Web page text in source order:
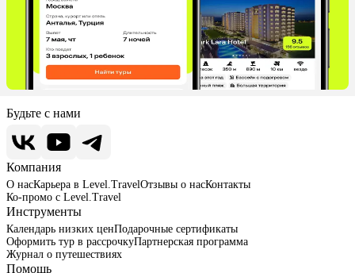
Будьте с нами
Компания
О насКарьера в Level.TravelОтзывы о насКонтакты
Ко-промо с Level.Travel
Инструменты
Календарь низких ценПодарочные сертификаты
Оформить тур в рассрочкуПартнерская программа
Журнал о путешествиях
Помощь